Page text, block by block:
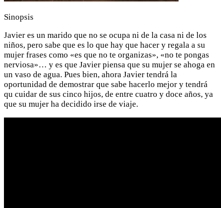
Sinopsis
Javier es un marido que no se ocupa ni de la casa ni de los
niños, pero sabe que es lo que hay que hacer y regala a su
mujer frases como «es que no te organizas», «no te pongas
nerviosa»… y es que Javier piensa que su mujer se ahoga en
un vaso de agua. Pues bien, ahora Javier tendrá la
oportunidad de demostrar que sabe hacerlo mejor y tendrá
qu cuidar de sus cinco hijos, de entre cuatro y doce años, ya
que su mujer ha decidido irse de viaje.